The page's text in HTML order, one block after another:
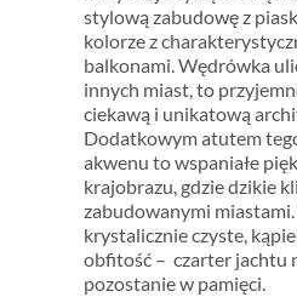
stylową zabudowę z
kolorze z
balkonami. Wędrówka
innych miast, to
ciekawą i unikatową
Dodatkowym atutem
akwenu to wspaniałe
krajobrazu, gdzie dzikie
zabudowanymi
krystalicznie czyste,
obfitość – czarter jachtu
pozostanie w pamięci.